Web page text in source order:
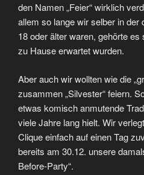
den Namen „Feier“ wirklich
allem so lange wir selber in der
18 oder älter waren, gehörte
zu Hause erwartet wurden.
Aber auch wir wollten wie die
zusammen „Silvester“ feiern.
etwas komisch anmutende
viele Jahre lang hielt. Wir
Clique einfach auf einen Tag
bereits am 30.12. unsere
Before-Party“.